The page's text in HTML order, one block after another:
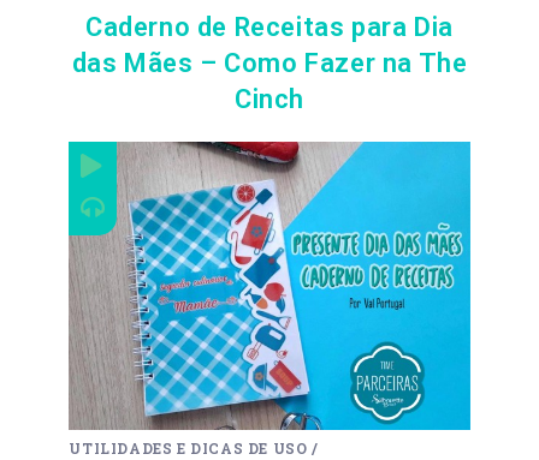
Caderno de Receitas para Dia
das Mães – Como Fazer na The
Cinch
UTILIDADES E DICAS DE USO /